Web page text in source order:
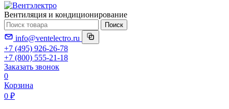
Вентиляция и кондиционирование
Поиск
info@ventelectro.ru
+7 (495) 926-26-78
+7 (800) 555-21-18
Заказать звонок
0
Корзина
0 ₽